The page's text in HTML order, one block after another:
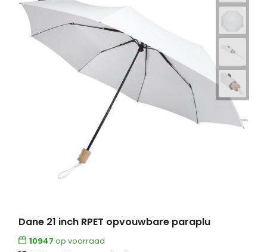
Dane 21 inch RPET opvouwbare paraplu
10947 op voorraad